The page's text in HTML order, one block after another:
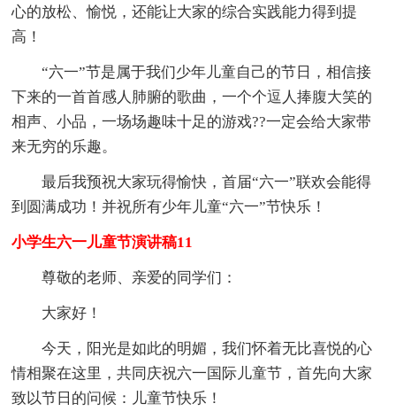
心的放松、愉悦，还能让大家的综合实践能力得到提
高！
“六一”节是属于我们少年儿童自己的节日，相信接
下来的一首首感人肺腑的歌曲，一个个逗人捧腹大笑的
相声、小品，一场场趣味十足的游戏??一定会给大家带
来无穷的乐趣。
最后我预祝大家玩得愉快，首届“六一”联欢会能得
到圆满成功！并祝所有少年儿童“六一”节快乐！
小学生六一儿童节演讲稿11
尊敬的老师、亲爱的同学们：
大家好！
今天，阳光是如此的明媚，我们怀着无比喜悦的心
情相聚在这里，共同庆祝六一国际儿童节，首先向大家
致以节日的问候：儿童节快乐！